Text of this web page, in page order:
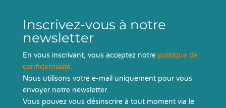
Inscrivez-vous à notre
newsletter
En vous inscrivant, vous acceptez notre politique de
confidentialité.
Nous utilisons votre e-mail uniquement pour vous
envoyer notre newsletter.
Vous pouvez vous désinscrire à tout moment via le